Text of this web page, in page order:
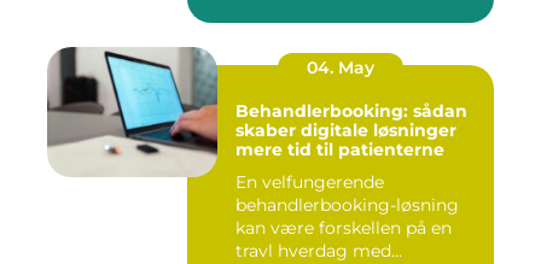
04. May
Behandlerbooking: sådan
skaber digitale løsninger
mere tid til patienterne
En velfungerende
behandlerbooking-løsning
kan være forskellen på en
travl hverdag med